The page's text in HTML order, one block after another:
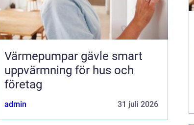
Värmepumpar gävle smart
uppvärmning för hus och
företag
admin 31 juli 2026